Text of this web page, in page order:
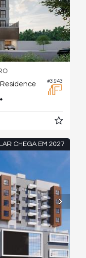
#3.943
CHEGA EM 2027